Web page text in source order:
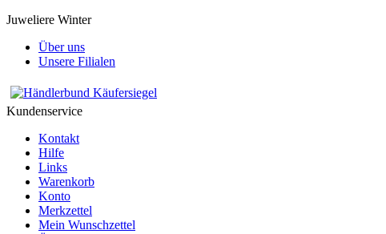
Juweliere Winter
Über uns
Unsere Filialen
Kundenservice
Kontakt
Hilfe
Links
Warenkorb
Konto
Merkzettel
Mein Wunschzettel